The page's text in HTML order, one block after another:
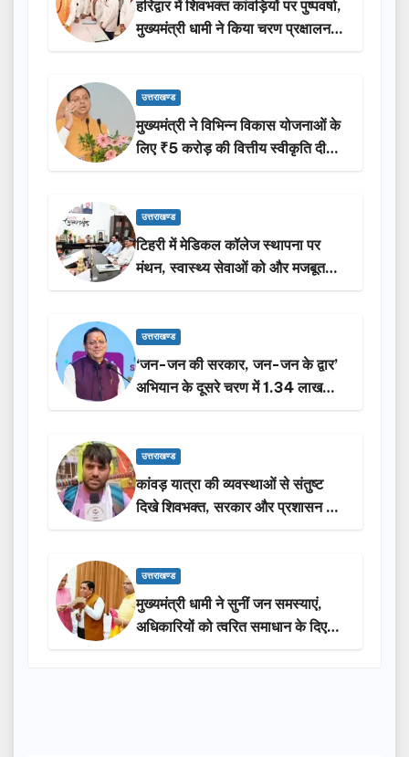
हरिद्वार में शिवभक्त कांवड़ियों पर पुष्पवर्षा,
मुख्यमंत्री धामी ने किया चरण प्रक्षालन…
उत्तराखण्ड
मुख्यमंत्री ने विभिन्न विकास योजनाओं के
लिए ₹5 करोड़ की वित्तीय स्वीकृति दी…
उत्तराखण्ड
टिहरी में मेडिकल कॉलेज स्थापना पर
मंथन, स्वास्थ्य सेवाओं को और मजबूत
करेगी सरकार: मुख्यमंत्री धामी…
उत्तराखण्ड
‘जन-जन की सरकार, जन-जन के द्वार’
अभियान के दूसरे चरण में 1.34 लाख
लोगों की भागीदारी…
उत्तराखण्ड
कांवड़ यात्रा की व्यवस्थाओं से संतुष्ट
दिखे शिवभक्त, सरकार और प्रशासन की
सराहना…
उत्तराखण्ड
मुख्यमंत्री धामी ने सुनीं जन समस्याएं,
अधिकारियों को त्वरित समाधान के दिए
निर्देश